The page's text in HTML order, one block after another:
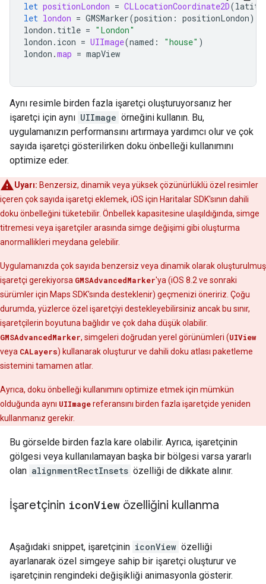
let positionLondon = CLLocationCoordinate2D(
let london = GMSMarker(position : positionLondon)
london . title = "London"
london . icon = UIImage(named : "house" )
london .map = mapView
Aynı resimle birden fazla işaretçi oluşturuyorsanız her
işaretçi için aynı UIImage örneğini kullanın. Bu,
uygulamanızın performansını artırmaya yardımcı olur ve çok
sayıda işaretçi gösterilirken doku önbelleği kullanımını
optimize eder.
Uyarı: Benzersiz, dinamik veya yüksek çözünürlüklü özel resimler
içeren çok sayıda işaretçi eklemek, iOS için Haritalar SDK'sının dahili
doku önbelleğini tüketebilir. Önbellek kapasitesine ulaşıldığında, simge
titremesi veya işaretçiler arasında simge değişimi gibi oluşturma
anormallikleri meydana gelebilir.
Uygulamanızda çok sayıda benzersiz veya dinamik olarak oluşturulmuş
işaretçi gerekiyorsa GMSAdvancedMarker'ya (iOS 8.2 ve sonraki
sürümler için Maps SDK'sında desteklenir) geçmenizi öneririz. Çoğu
durumda, yüzlerce özel işaretçiyi destekleyebilirsiniz ancak bu sınır,
işaretçilerin boyutuna bağlıdır ve çok daha düşük olabilir.
GMSAdvancedMarker, simgeleri doğrudan yerel görünümleri (UIView
veya CALayers) kullanarak oluşturur ve dahili doku atlası paketleme
sistemini tamamen atlar.
Ayrıca, doku önbelleği kullanımını optimize etmek için mümkün
olduğunda aynı UIImagereferansını birden fazla işaretçide yeniden
kullanmanız gerekir.
Bu görselde birden fazla kare olabilir. Ayrıca, işaretçinin
gölgesi veya kullanılamayan başka bir bölgesi varsa yararlı
olan alignmentRectInsets özelliği de dikkate alınır.
İşaretçinin iconView özelliğini kullanma
Aşağıdaki snippet, işaretçinin iconView özelliği
ayarlanarak özel simgeye sahip bir işaretçi oluşturur ve
işaretçinin rengindeki değişikliği animasyonla gösterir.